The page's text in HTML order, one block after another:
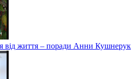
від життя – поради Анни Кушнерук